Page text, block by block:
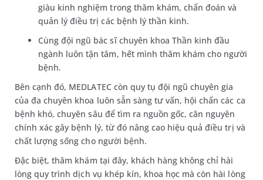
giàu kinh nghiệm trong thăm khám, chẩn đoán và
quản lý điều trị các bệnh lý thần kinh.
Cùng đội ngũ bác sĩ chuyên khoa Thần kinh đầu
ngành luôn tận tâm, hết mình thăm khám cho người
bệnh.
Bên cạnh đó, MEDLATEC còn quy tụ đội ngũ chuyên gia
của đa chuyên khoa luôn sẵn sàng tư vấn, hội chẩn các ca
bệnh khó, chuyên sâu để tìm ra nguồn gốc, căn nguyên
chính xác gây bệnh lý, từ đó nâng cao hiệu quả điều trị và
chất lượng sống cho người bệnh.
Đặc biệt, thăm khám tại đây, khách hàng không chỉ hài
lòng quy trình dịch vụ khép kín, khoa học mà còn hài lòng